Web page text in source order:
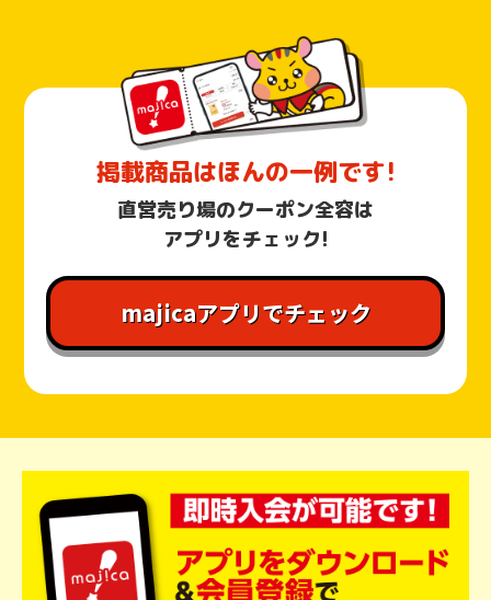
掲載商品はほんの一例です!
直営売り場のクーポン全容は
アプリをチェック!
majicaアプリでチェック